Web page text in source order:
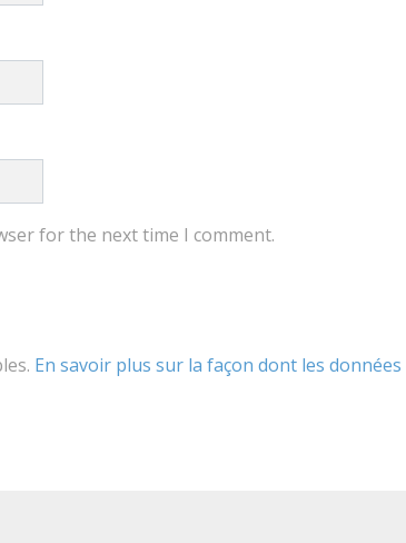
for the next time I comment.
En savoir plus sur la façon dont les données